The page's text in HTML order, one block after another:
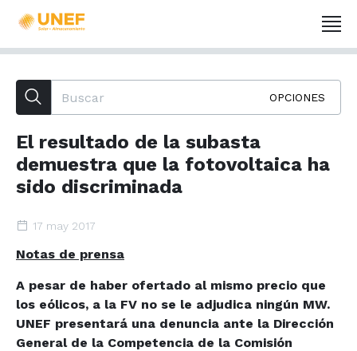
OPCIONES
El resultado de la subasta
demuestra que la fotovoltaica ha
sido discriminada
17 may 2017
Notas de prensa
A pesar de haber ofertado al mismo precio que
los eólicos, a la FV no se le adjudica ningún MW.
UNEF presentará una denuncia ante la Dirección
General de la Competencia de la Comisión